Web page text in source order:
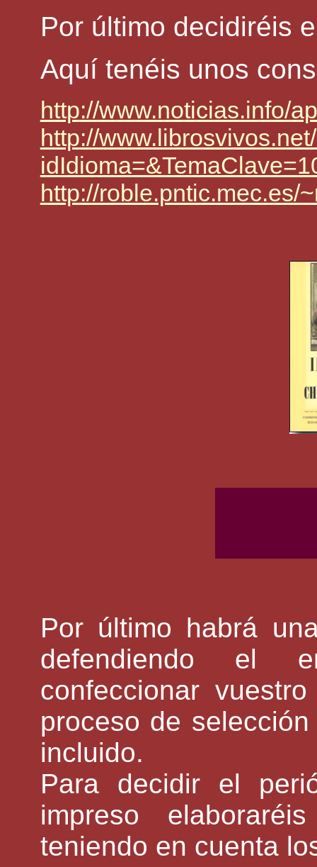
Por último decidiréis
Aquí tenéis unos
http://www.noticias.info/
http://
http://roble.pntic.mec.es/
Por último habrá
defendiendo el
confeccionar
proceso de
incluido.
Para decidir el
impreso
teniendo en cuenta